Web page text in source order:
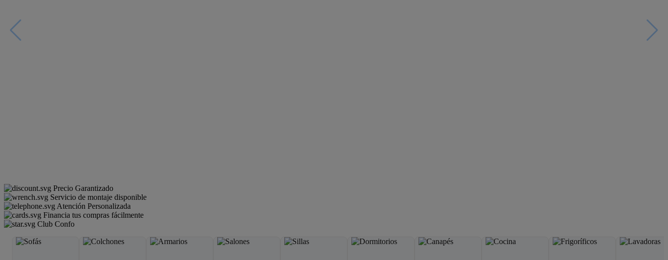
Precio Garantizado
Servicio de montaje disponible
Atención Personalizada
Financia tus compras fácilmente
Club Confo